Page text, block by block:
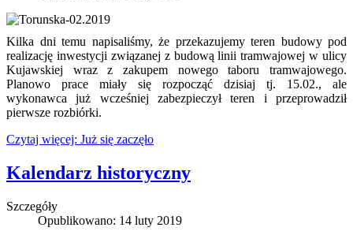
Kilka dni temu napisaliśmy, że przekazujemy teren budowy pod
realizację inwestycji związanej z budową linii tramwajowej w ulicy
Kujawskiej wraz z zakupem nowego taboru tramwajowego.
Planowo prace miały się rozpocząć dzisiaj tj. 15.02., ale
wykonawca już wcześniej zabezpieczył teren i przeprowadził
pierwsze rozbiórki.
Czytaj więcej: Już się zaczęło
Kalendarz historyczny
Szczegóły
Opublikowano: 14 luty 2019